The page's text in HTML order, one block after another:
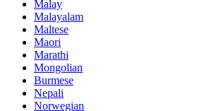
Malay
Malayalam
Maltese
Maori
Marathi
Mongolian
Burmese
Nepali
Norwegian